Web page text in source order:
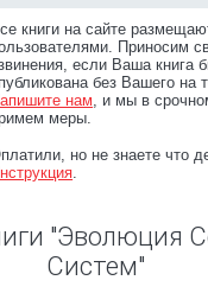
книги на сайте
Приносим
если Ваша книга
без Вашего на
нам, и мы в
меры.
но не знаете что
.
"Эволюция
Систем"